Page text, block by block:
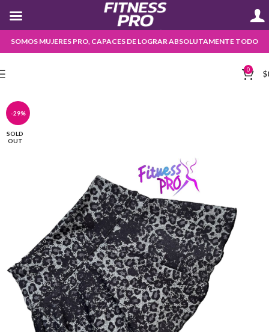
SOMOS MUJERES PRO, CAPACES DE LOGRAR ABSOLUTAMENTE TODO
0 $
-29%
SOLD
OUT